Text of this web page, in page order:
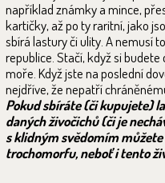
například známky a mince,
kartičky, až po ty raritní, jako
sbírá lastury či ulity. A nemusí
republice. Stačí, když si
moře. Když jste na poslední
nejdříve, že nepatří
Pokud sbíráte (či kupujete)
daných živočichů (či je
s klidným svědomím
trochomorfu, neboť i tento